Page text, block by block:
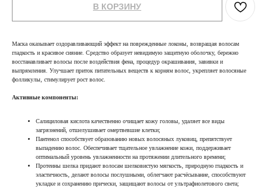
В КОРЗИНУ
Маска оказывает оздоравливающий эффект на поврежденные локоны, возвращая волосам
гладкость и красивое сияние. Средство образует невидимую защитную оболочку, бережно
восстанавливает волосы после воздействия фена, процедур окрашивания, завивки и
выпрямления. Улучшает приток питательных веществ к корням волос, укрепляет волосяные
фолликулы, стимулирует рост волос.
Активные компоненты:
Салициловая кислота качественно очищает кожу головы, удаляет все виды
загрязнений, отшелушивает омертвевшие клетки;
Пантенол способствует образованию новых волосяных луковиц, препятствует
выпадению волос. Обеспечивает тщательное увлажнение кожи, поддерживает
оптимальный уровень увлажненности на протяжении длительного времени;
Протеины шелка придают волосам шелковистую мягкость, природную гладкость и
эластичность, делают волосы послушными, облегчают расчёсывание, способствуют
укладке и сохранению прически, защищают волосы от ультрафиолетового света;